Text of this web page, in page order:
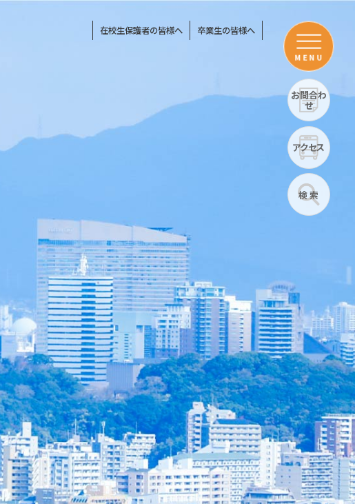
在校生保護者の皆様へ 卒業生の皆様へ
MENU
お問合わ
せ
アクセス
検 索